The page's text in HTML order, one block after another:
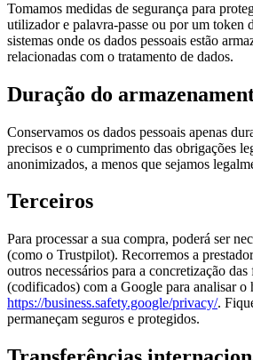
Tomamos medidas de segurança para
utilizador e palavra-passe ou por um token
sistemas onde os dados pessoais estão
relacionadas com o tratamento de dados.
Duração do
Conservamos os dados pessoais apenas
precisos e o cumprimento das obrigações
anonimizados, a menos que sejamos
Terceiros
Para processar a sua compra, poderá ser
(como o Trustpilot). Recorremos a
outros necessários para a concretização
(codificados) com a Google para analisar o
https://business.safety.google/privacy/.
permaneçam seguros e protegidos.